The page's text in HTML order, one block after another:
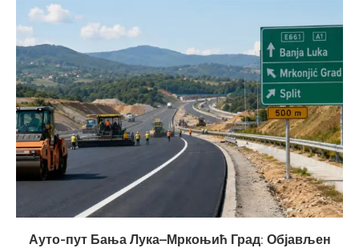
Ауто-пут Бања Лука–Мркоњић Град: Објављен